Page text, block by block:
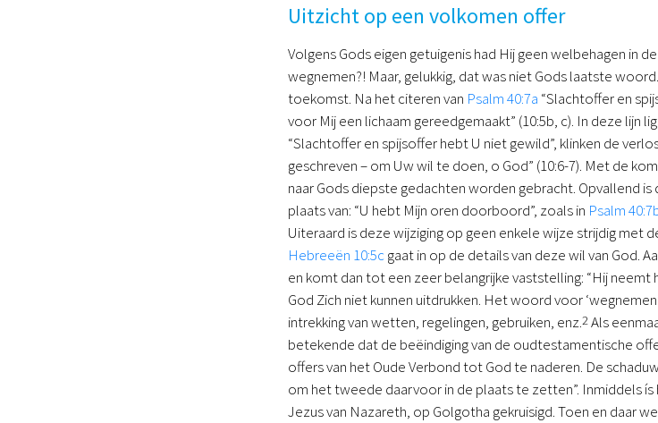
Uitzicht op een volkomen offer
Volgens Gods eigen getuigenis had Hij geen welbehagen in
wegnemen?! Maar, gelukkig, dat was niet Gods laatste
toekomst. Na het citeren van Psalm 40:7a “Slachtoffer en
voor Mij een lichaam gereedgemaakt” (10:5b, c). In deze
“Slachtoffer en spijsoffer hebt U niet gewild”, klinken de
geschreven – om Uw wil te doen, o God” (10:6-7). Met de
naar Gods diepste gedachten worden gebracht. Opvallend is
plaats van: “U hebt Mijn oren doorboord”, zoals in Psalm
Uiteraard is deze wijziging op geen enkele wijze strijdig met
Hebreeën 10:5cgaat in op de details van deze wil van God.
en komt dan tot een zeer belangrijke vaststelling: “Hij
God Zich niet kunnen uitdrukken. Het woord voor
intrekking van wetten, regelingen, gebruiken, enz.2Als
betekende dat de beëindiging van de oudtestamentische
offers van het Oude Verbond tot God te naderen. De
om het tweede daarvoor in de plaats te zetten”. Inmiddels
Jezus van Nazareth, op Golgotha gekruisigd. Toen en daar